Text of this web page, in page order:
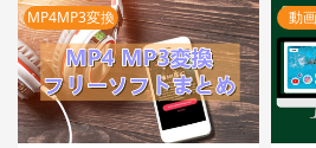
MP4MP3変換 動